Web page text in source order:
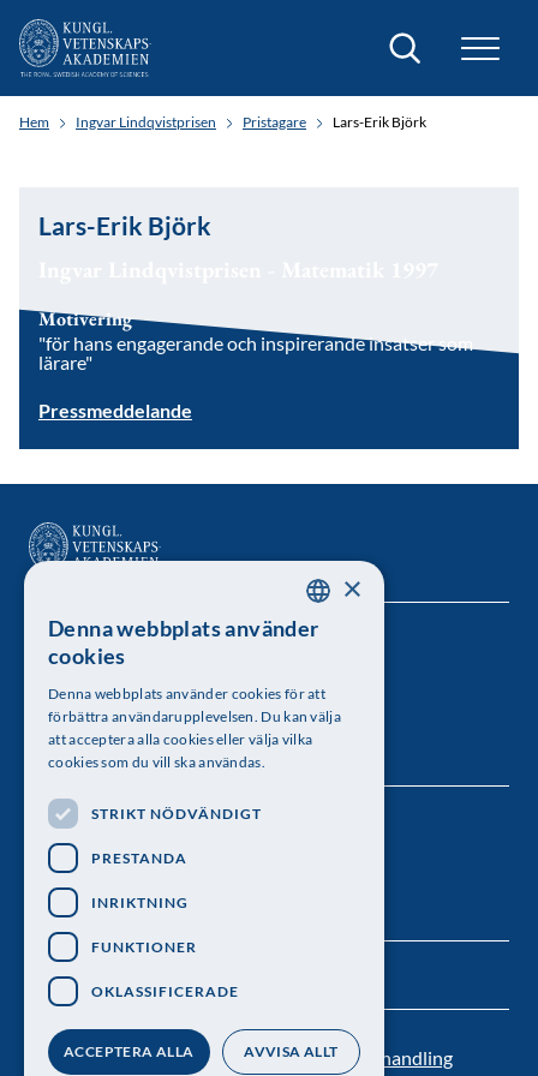
Sök
Hem Ingvar Lindqvistprisen Pristagare Lars-Erik Björk
Lars-Erik Björk
Motivering
"för hans engagerande och inspirerande insatser som
lärare"
Pressmeddelande
Kungl. Vetenskapsakademien
Besöksadress: Lilla Frescativägen 4A
Telefon: 08-673 95 00
Kontakt Nyhetsbrev Personuppgiftsbehandling
Följ oss
SWEDISH
×
Denna webbplats använder
cookies
Denna webbplats använder cookies för att
förbättra användarupplevelsen. Du kan välja
att acceptera alla cookies eller välja vilka
cookies som du vill ska användas.
STRIKT NÖDVÄNDIGT
PRESTANDA
INRIKTNING
FUNKTIONER
OKLASSIFICERADE
ACCEPTERA ALLA AVVISA ALLT